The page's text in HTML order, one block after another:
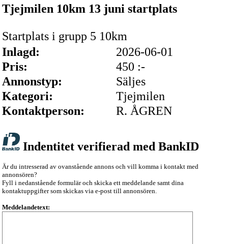
Tjejmilen 10km 13 juni startplats
Startplats i grupp 5 10km
Inlagd:
2026-06-01
Pris:
450 :-
Annonstyp:
Säljes
Kategori:
Tjejmilen
Kontaktperson:
R. ÅGREN
Indentitet verifierad med BankID
Är du intresserad av ovanstående annons och vill komma i kontakt med
annonsören?
Fyll i nedanstående formulär och skicka ett meddelande samt dina
kontaktuppgifter som skickas via e-post till annonsören.
Meddelandetext: